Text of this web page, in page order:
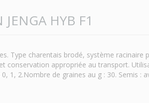
HYB F1
Type charentais brodé, système racinaire
conservation appropriée au transport.
1, 2.Nombre de graines au g : 30. Semis :